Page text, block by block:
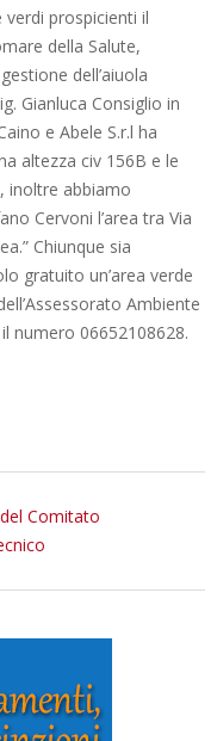
prospicienti il
della Salute,
dell’aiuola
Gianluca Consiglio in
e Abele S.r.l ha
altezza civ 156B e le
inoltre abbiamo
Cervoni l’area tra Via
Chiunque sia
gratuito un’area verde
Ambiente
numero 06652108628.
Comitato